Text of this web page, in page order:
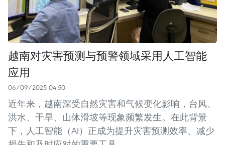
越南对灾害预测与预警领域采用人工智能
应用
06/09/2025 04:50
近年来，越南深受自然灾害和气候变化影响，台风、
洪水、干旱、山体滑坡等现象频繁发生。在此背景
下，人工智能（AI）正成为提升灾害预测效率、减少